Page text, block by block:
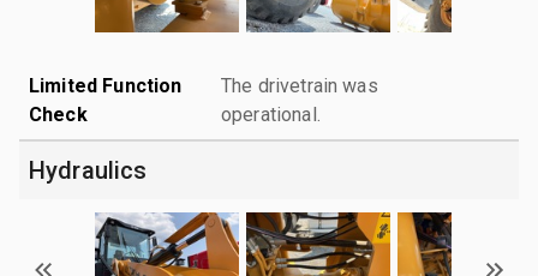
Limited Function
Check
The drivetrain was
operational.
Hydraulics